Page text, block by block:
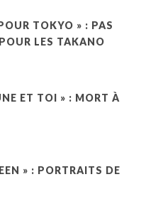
TOKYO » : PAS
LES TAKANO
ET TOI » : MORT À
» : PORTRAITS DE